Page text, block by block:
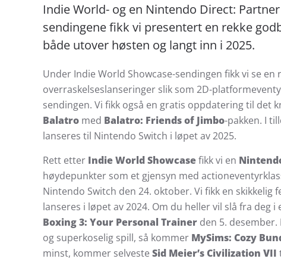
Indie World- og en Nintendo Direct:
sendingene fikk vi presentert en rekke
både utover høsten og langt inn i 2025.
Under Indie World Showcase-sendingen fikk vi se
overraskelseslanseringer slik som 2D-
sendingen. Vi fikk også en gratis oppdatering til
Balatro med Balatro: Friends of Jimbo-pakken. I
lanseres til Nintendo Switch i løpet av 2025.
Rett etter Indie World Showcasefikk vi en
høydepunkter som et gjensyn med
Nintendo Switch den 24. oktober. Vi fikk en skikkelig
lanseres i løpet av 2024. Om du heller vil slå fra deg
Boxing 3: Your Personal Trainer den 5.
og superkoselig spill, så kommer MySims: Cozy
minst, kommer selveste Sid Meier’s Civilization VII